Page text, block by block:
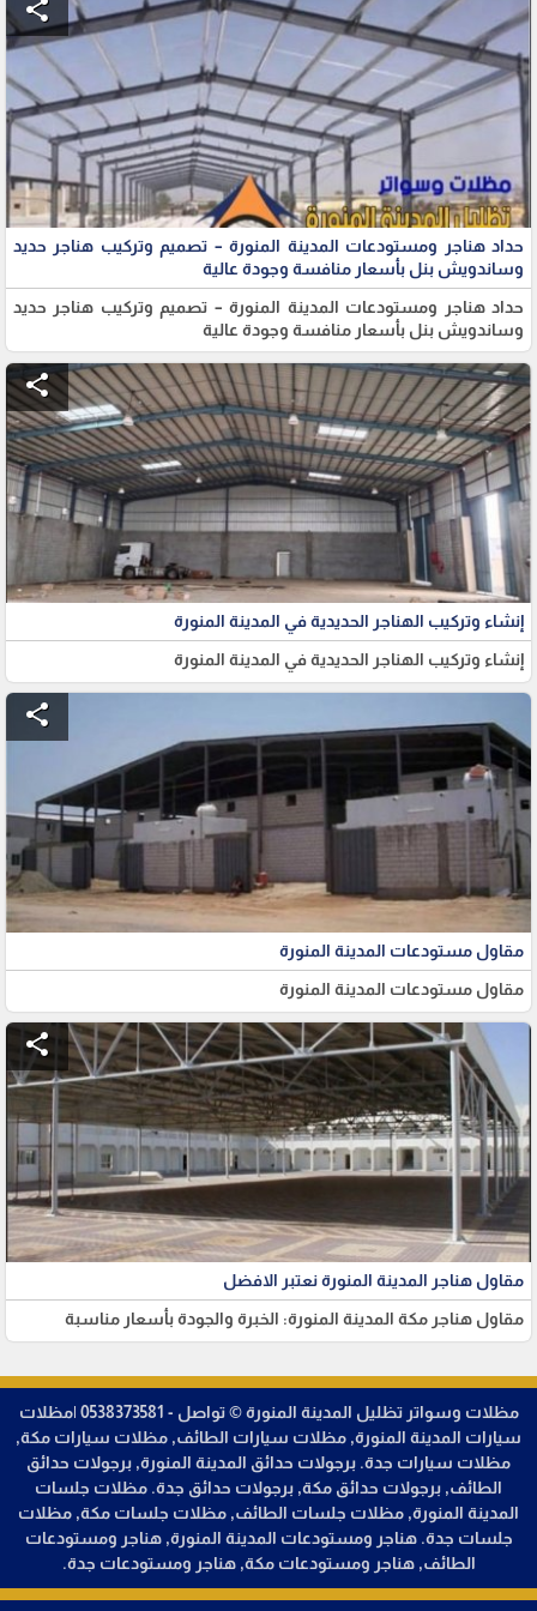
share
حداد هناجر ومستودعات المدينة المنورة – تصميم وتركيب هناجر حديد
وساندويش بنل بأسعار منافسة وجودة عالية
حداد هناجر ومستودعات المدينة المنورة – تصميم وتركيب هناجر حديد
وساندويش بنل بأسعار منافسة وجودة عالية
share
إنشاء وتركيب الهناجر الحديدية في المدينة المنورة
إنشاء وتركيب الهناجر الحديدية في المدينة المنورة
share
مقاول مستودعات المدينة المنورة
مقاول مستودعات المدينة المنورة
share
مقاول هناجر المدينة المنورة نعتبر الافضل
مقاول هناجر مكة المدينة المنورة: الخبرة والجودة بأسعار مناسبة
مظلات وسواتر تظليل المدينة المنورة © تواصل - 0538373581 |مظلات
سيارات المدينة المنورة, مظلات سيارات الطائف, مظلات سيارات مكة,
مظلات سيارات جدة. برجولات حدائق المدينة المنورة, برجولات حدائق
الطائف, برجولات حدائق مكة, برجولات حدائق جدة. مظلات جلسات
المدينة المنورة, مظلات جلسات الطائف, مظلات جلسات مكة, مظلات
جلسات جدة. هناجر ومستودعات المدينة المنورة, هناجر ومستودعات
الطائف, هناجر ومستودعات مكة, هناجر ومستودعات جدة.